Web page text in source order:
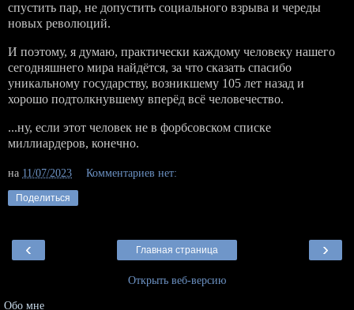
спустить пар, не допустить социального взрыва и череды
новых революций.
И поэтому, я думаю, практически каждому человеку нашего
сегодняшнего мира найдётся, за что сказать спасибо
уникальному государству, возникшему 105 лет назад и
хорошо подтолкнувшему вперёд всё человечество.
...ну, если этот человек не в форбсовском списке
миллиардеров, конечно.
на 11/07/2023 Комментариев нет:
Поделиться
‹ ›
Главная страница
Открыть веб-версию
Обо мне